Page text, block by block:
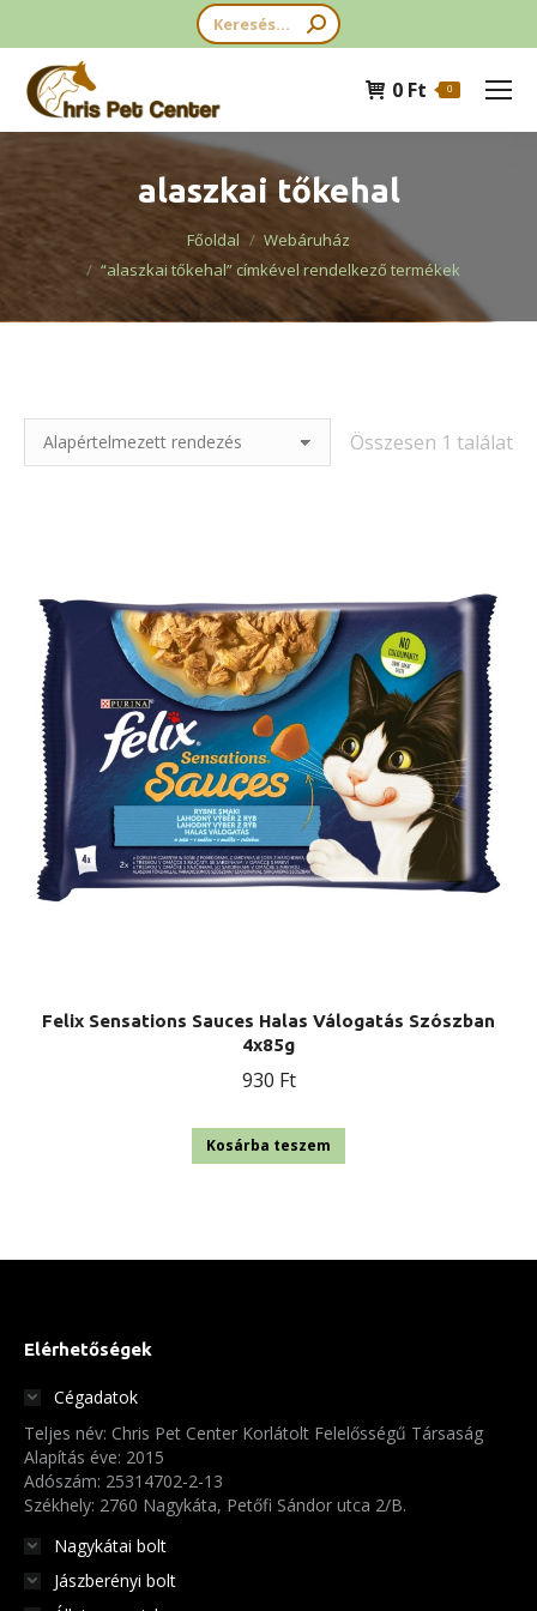
Search:
0 Ft 0
alaszkai tőkehal
You are here: Főoldal
Webáruház
“alaszkai tőkehal” címkével rendelkező termékek
Összesen 1 találat
Felix Sensations Sauces Halas Válogatás Szószban
4x85g
930 Ft
Kosárba teszem
Elérhetőségek
Cégadatok
Teljes név: Chris Pet Center Korlátolt Felelősségű Társaság
Alapítás éve: 2015
Adószám: 25314702-2-13
Székhely: 2760 Nagykáta, Petőfi Sándor utca 2/B.
Nagykátai bolt
Jászberényi bolt